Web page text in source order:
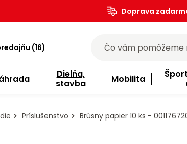
Doprava
(16)
Dielňa,
stavba
Mobilita
Príslušenstvo Brúsny papier 10 ks -